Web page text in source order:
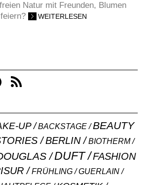
Natur mit Freunden, Blumen
WEITERLESEN
UP BACKSTAGE BEAUTY
BERLIN
BIOTHERM
DUFT
FASHION
FRÜHLING GUERLAIN